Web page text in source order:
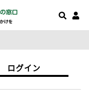
ログイン